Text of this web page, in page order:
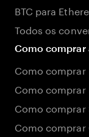
BTC para
Todos os
Como comprar
Como comprar
Como comprar
Como comprar
Como comprar